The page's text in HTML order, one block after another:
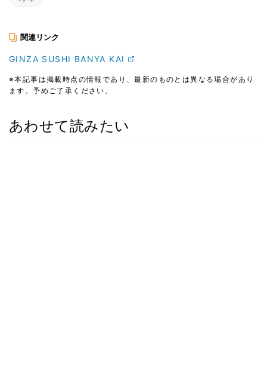
関連リンク
GINZA SUSHI BANYA KAI
※本記事は掲載時点の情報であり、最新のものとは異なる場合があり
ます。予めご了承ください。
あわせて読みたい